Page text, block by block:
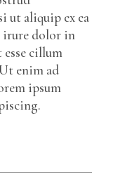
ut aliquip ex ea
irure dolor in
cillum
enim ad
ipsum